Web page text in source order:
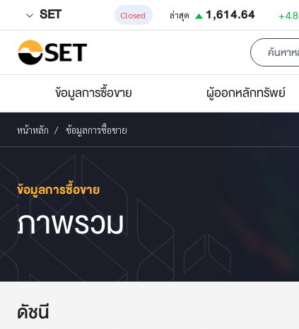
SET Closed ล่าสุด 1,614.64
ข้อมูลการซื้อขาย ผู้ออกหลักทรัพย์
หน้าหลัก ข้อมูลการซื้อขาย
ข้อมูลการซื้อขาย
ภาพรวม
ดัชนี